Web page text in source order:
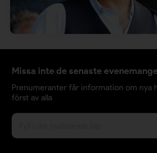
Missa inte de senaste
Prenumeranter får information om nya
först av alla